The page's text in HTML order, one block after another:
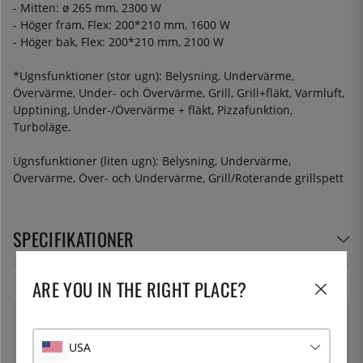
- Mitten: ø 265 mm, 2300 W
- Höger fram, Flex: 200*210 mm, 1600 W
- Höger bak, Flex: 200*210 mm, 2100 W
*Ugnsfunktioner (stor ugn): Belysning, Undervärme,
Övervärme, Under- och Övervärme, Grill, Grill+fläkt, Varmluft,
Upptining, Under-/Övervärme + fläkt, Pizzafunktion,
Turboläge.
Ugnsfunktioner (liten ugn): Belysning, Undervärme,
Övervärme, Över- och Undervärme, Grill/Roterande grillspett
SPECIFIKATIONER
Bertazzoni är den enda tillverkaren av spisar som vi på
BERTAZZONI
ARE YOU IN THE RIGHT PLACE?
USA